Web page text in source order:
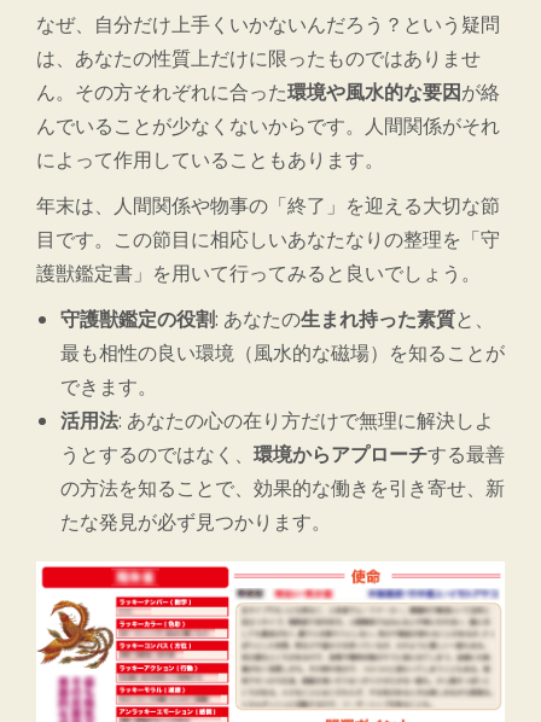
なぜ、自分だけ上手くいかないんだろう？という疑問
は、あなたの性質上だけに限ったものではありませ
ん。その方それぞれに合った環境や風水的な要因が絡
んでいることが少なくないからです。人間関係がそれ
によって作用していることもあります。
年末は、人間関係や物事の「終了」を迎える大切な節
目です。この節目に相応しいあなたなりの整理を「守
護獣鑑定書」を用いて行ってみると良いでしょう。
守護獣鑑定の役割: あなたの生まれ持った素質と、
最も相性の良い環境（風水的な磁場）を知ることが
できます。
活用法: あなたの心の在り方だけで無理に解決しよ
うとするのではなく、 環境からアプローチする最善
の方法を知ることで、効果的な働きを引き寄せ、新
たな発見が必ず見つかります。